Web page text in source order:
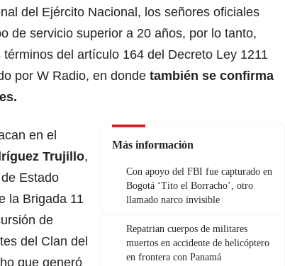
del Ejército Nacional, los señores oficiales
de servicio superior a 20 años, por lo tanto,
del artículo 164 del Decreto Ley 1211
por W Radio, en donde también se confirma
Más información
Con apoyo del FBI fue capturado en
Bogotá ‘Tito el Borracho’, otro
llamado narco invisible
Repatrian cuerpos de militares
muertos en accidente de helicóptero
en frontera con Panamá
en el
Trujillo,
Estado
la Brigada 11
de
del Clan del
que generó